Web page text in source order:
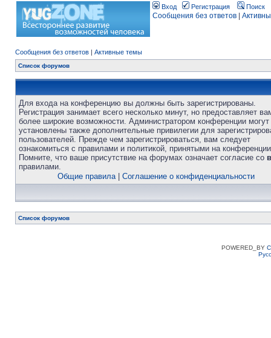
Вход Регистрация Поиск
Сообщения без ответов
Сообщения без ответов | Активные темы
Список форумов
Для входа на конференцию вы должны быть зарегистрированы.
Регистрация занимает всего несколько минут, но предоставляет
более широкие возможности. Администратором конференции
установлены также дополнительные привилегии для
пользователей. Прежде чем зарегистрироваться, вам следует
ознакомиться с правилами и политикой, принятыми на
Помните, что ваше присутствие на форумах означает согласие со
правилами.
Общие правила| Соглашение о конфиденциальности
Список форумов
POWERED_BY